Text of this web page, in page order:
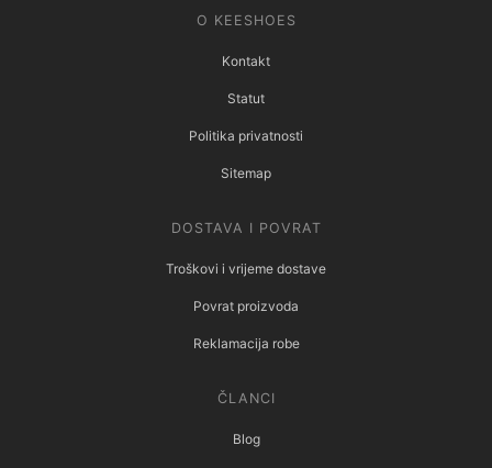
O KEESHOES
Kontakt
Statut
Politika privatnosti
Sitemap
DOSTAVA I POVRAT
Troškovi i vrijeme dostave
Povrat proizvoda
Reklamacija robe
ČLANCI
Blog